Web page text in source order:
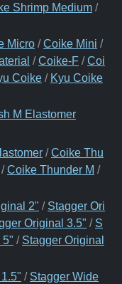
Shrimp Medium /
Micro /Coike Mini /
/Coike-F /Coi
Coike / Kyu Coike
M Elastomer
/Coike Thu
/Coike Thunder M /
2" / Stagger Ori
Original 3.5" / S
5" / Stagger Original
/ Stagger Wide